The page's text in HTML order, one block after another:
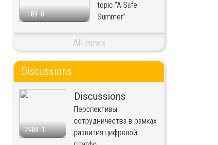
189 0
topic “A Safe
Summer”
All news
Discussions
2488 1
Discussions
Перспективы
сотрудничества в рамках
развития цифровой